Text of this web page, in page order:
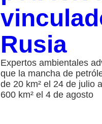
Rusia
Expertos ambientales
que la mancha de
de 20 km² el 24 de julio
600 km² el 4 de agosto